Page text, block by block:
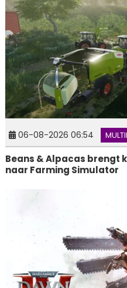
06-08-2026 06:54
Beans & Alpacas brengt
naar Farming Simulator